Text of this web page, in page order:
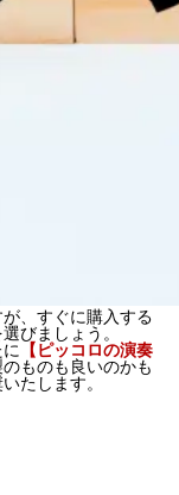
、すぐに購入する
びましょう。
【ピッコロの演奏
ものも良いのかも
たします。